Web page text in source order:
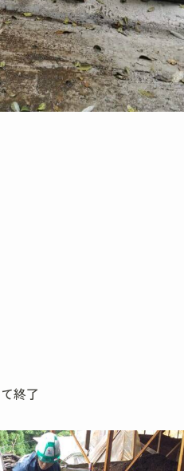
終了